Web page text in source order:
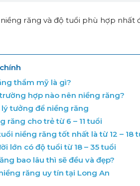
răng và độ tuổi phù hợp nhất
thẩm mỹ là gì?
hợp nào nên niềng răng?
tưởng để niềng răng
răng cho trẻ từ 6 – 11 tuổi
niềng răng tốt nhất là từ 12 – 18
lớn có độ tuổi từ 18 – 35 tuổi
bao lâu thì sẽ đều và đẹp?
răng uy tín tại Long An